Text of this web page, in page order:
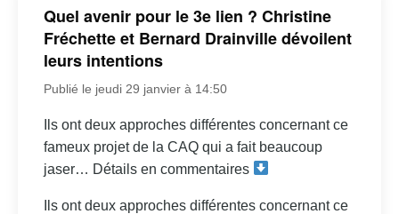
Quel avenir pour le 3e lien ? Christine
Fréchette et Bernard Drainville dévoilent
leurs intentions
Publié le jeudi 29 janvier à 14:50
Ils ont deux approches différentes concernant ce
fameux projet de la CAQ qui a fait beaucoup
jaser… Détails en commentaires
Ils ont deux approches différentes concernant ce